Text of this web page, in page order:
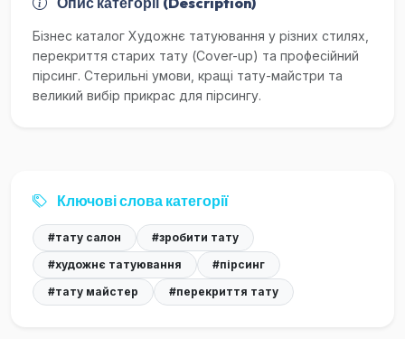
Бізнес каталог Художнє татуювання у різних стилях,
перекриття старих тату (Cover-up) та професійний
пірсинг. Стерильні умови, кращі тату-майстри та
великий вибір прикрас для пірсингу.
Ключові слова категорії
#тату салон
#зробити тату
#художнє татуювання
#пірсинг
#тату майстер
#перекриття тату